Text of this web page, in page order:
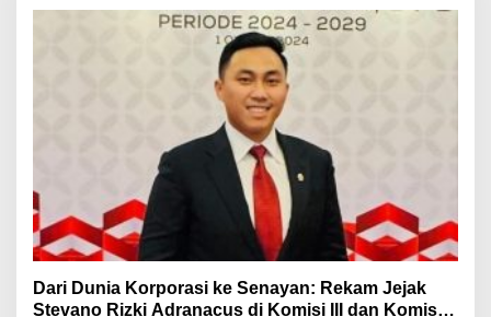
Dari Dunia Korporasi ke Senayan: Rekam Jejak
Stevano Rizki Adranacus di Komisi III dan Komisi X